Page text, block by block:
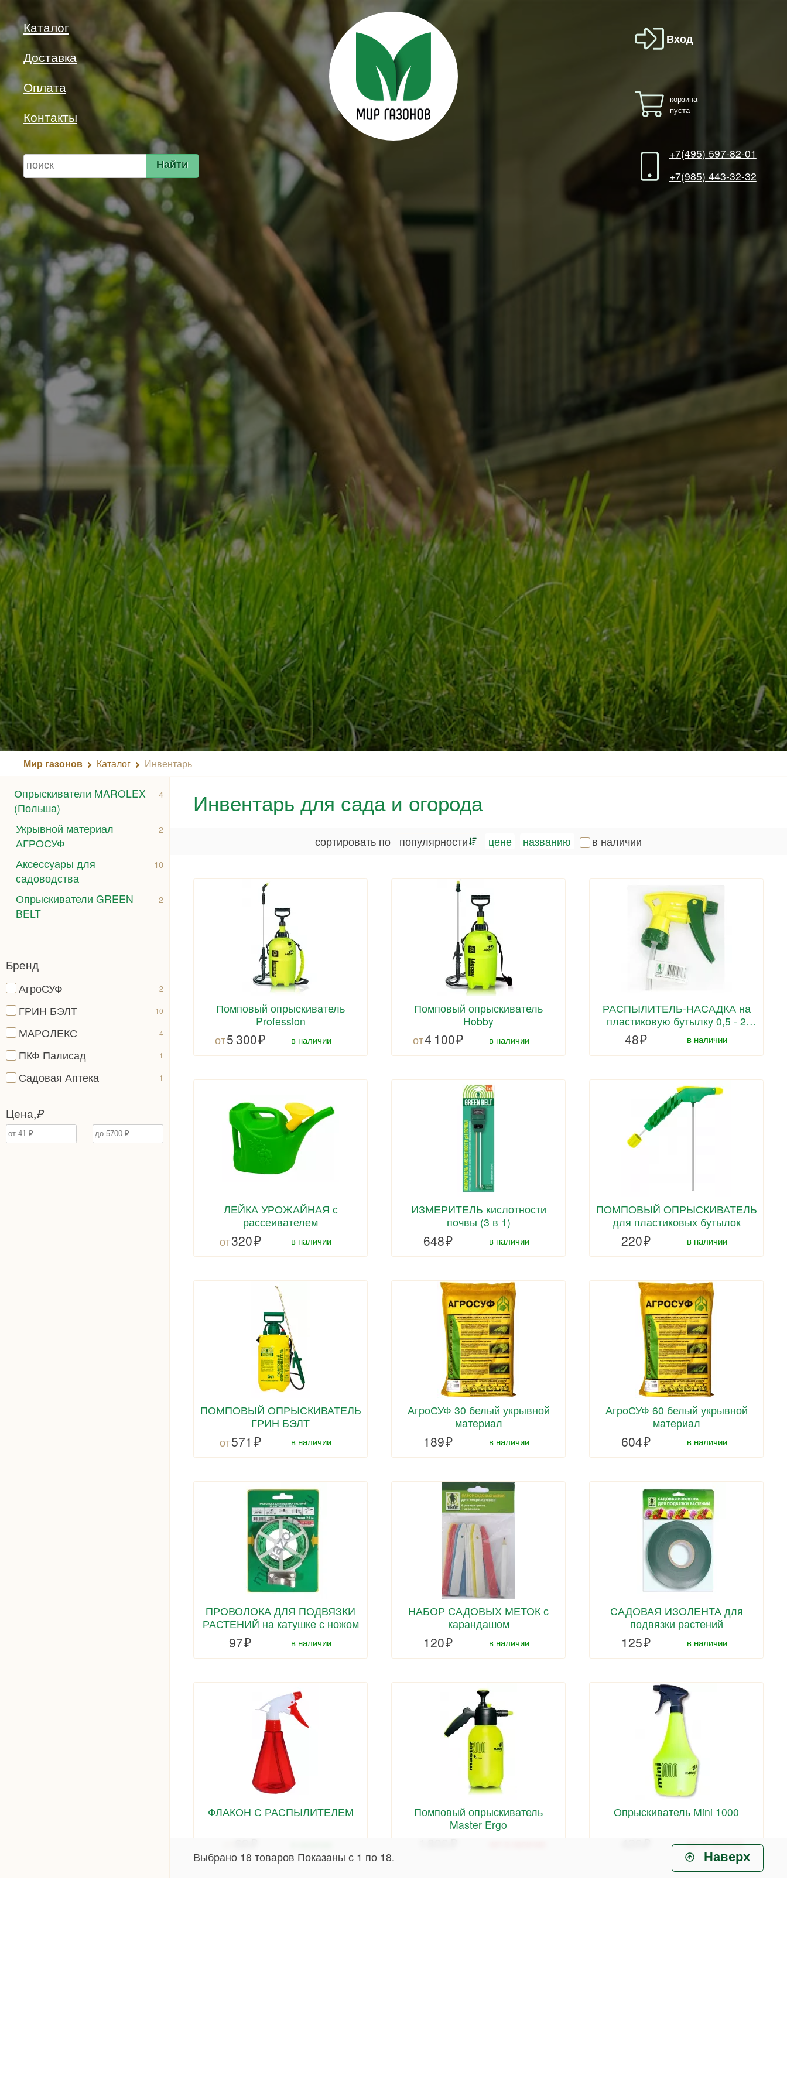
Каталог
Доставка
Оплата
Контакты
+7(495) 597-82-01
+7(985) 443-32-32
Найти
Вход
корзина
пуста
Мир газонов Каталог Инвентарь
Инвентарь для сада и огорода
сортировать по популярности цене названию в наличии
Помповый опрыскиватель
Profession
5 300 в наличии
Помповый опрыскиватель
Hobby
4 100 в наличии
РАСПЫЛИТЕЛЬ-НАСАДКА на
пластиковую бутылку 0,5 - 2
48 в наличии
ЛЕЙКА УРОЖАЙНАЯ с
рассеивателем
320 в наличии
ИЗМЕРИТЕЛЬ кислотности
почвы (3 в 1)
648 в наличии
ПОМПОВЫЙ ОПРЫСКИВАТЕЛЬ
для пластиковых бутылок
220 в наличии
ПОМПОВЫЙ ОПРЫСКИВАТЕЛЬ
ГРИН БЭЛТ
571 в наличии
АгроСУФ 30 белый укрывной
материал
189 в наличии
АгроСУФ 60 белый укрывной
материал
604 в наличии
ПРОВОЛОКА ДЛЯ ПОДВЯЗКИ
РАСТЕНИЙ на катушке с ножом
97 в наличии
НАБОР САДОВЫХ МЕТОК с
карандашом
120 в наличии
САДОВАЯ ИЗОЛЕНТА для
подвязки растений
125 в наличии
ФЛАКОН С РАСПЫЛИТЕЛЕМ
Помповый опрыскиватель
Master Ergo
Опрыскиватель Mini 1000
нет в наличии
Выбрано 18 товаров Показаны с 1 по 18. Наверх
Опрыскиватели MAROLEX
(Польша)
4
Укрывной материал
АГРОСУФ
2
Аксессуары для
садоводства
10
Опрыскиватели GREEN
BELT
2
Бренд
АгроСУФ 2
ГРИН БЭЛТ 10
МАРОЛЕКС 4
ПКФ Палисад 1
Садовая Аптека 1
Цена,₽